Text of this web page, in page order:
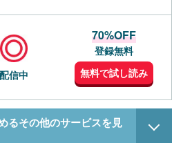
配信中
70%OFF
登録無料
無料で試し読み
るその他のサービスを見